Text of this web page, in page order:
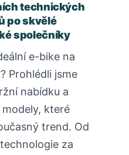
technických
po skvělé
společníky
e-bike na
Prohlédli jsme
nabídku a
které
trend. Od
za